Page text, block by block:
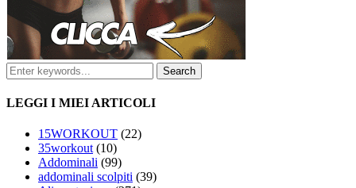
LEGGI I MIEI ARTICOLI
15WORKOUT (22)
35workout (10)
Addominali (99)
addominali scolpiti (39)